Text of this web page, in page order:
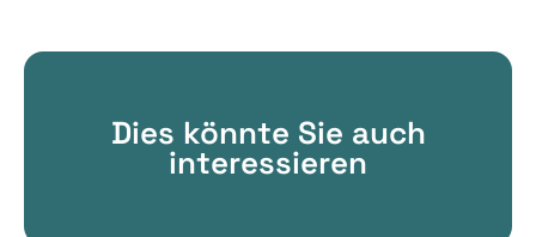
Dies könnte Sie auch
interessieren